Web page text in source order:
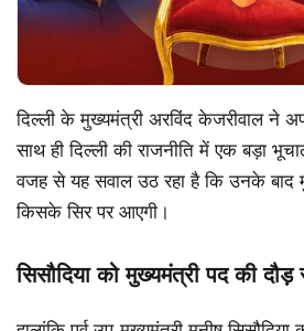
दिल्ली के मुख्यमंत्री अरविंद केजरीवाल ने
साथ ही दिल्ली की राजनीति में एक बड़ा
वजह से यह सवाल उठ रहा है कि उनके बाद
किसके सिर पर आएगी।
सिसौदिया को मुख्यमंत्री पद की दौड़